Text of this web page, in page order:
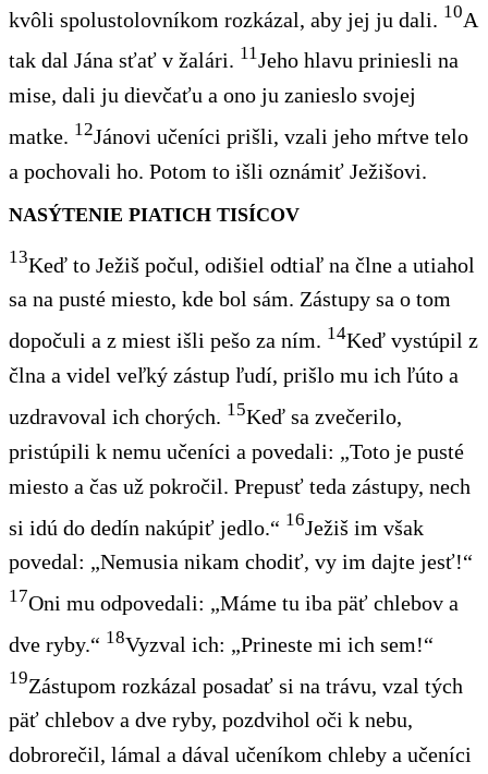
kvôli spolustolovníkom rozkázal, aby jej ju dali. 10A
tak dal Jána sťať v žalári. 11Jeho hlavu priniesli na
mise, dali ju dievčaťu a ono ju zanieslo svojej
matke. 12Jánovi učeníci prišli, vzali jeho mŕtve telo
a pochovali ho. Potom to išli oznámiť Ježišovi.
NASÝTENIE PIATICH TISÍCOV
13Keď to Ježiš počul, odišiel odtiaľ na člne a utiahol
sa na pusté miesto, kde bol sám. Zástupy sa o tom
dopočuli a z miest išli pešo za ním. 14Keď vystúpil z
člna a videl veľký zástup ľudí, prišlo mu ich ľúto a
uzdravoval ich chorých. 15Keď sa zvečerilo,
pristúpili k nemu učeníci a povedali: „Toto je pusté
miesto a čas už pokročil. Prepusť teda zástupy, nech
si idú do dedín nakúpiť jedlo.“ 16Ježiš im však
povedal: „Nemusia nikam chodiť, vy im dajte jesť!“
17Oni mu odpovedali: „Máme tu iba päť chlebov a
dve ryby.“ 18Vyzval ich: „Prineste mi ich sem!“
19Zástupom rozkázal posadať si na trávu, vzal tých
päť chlebov a dve ryby, pozdvihol oči k nebu,
dobrorečil, lámal a dával učeníkom chleby a učeníci